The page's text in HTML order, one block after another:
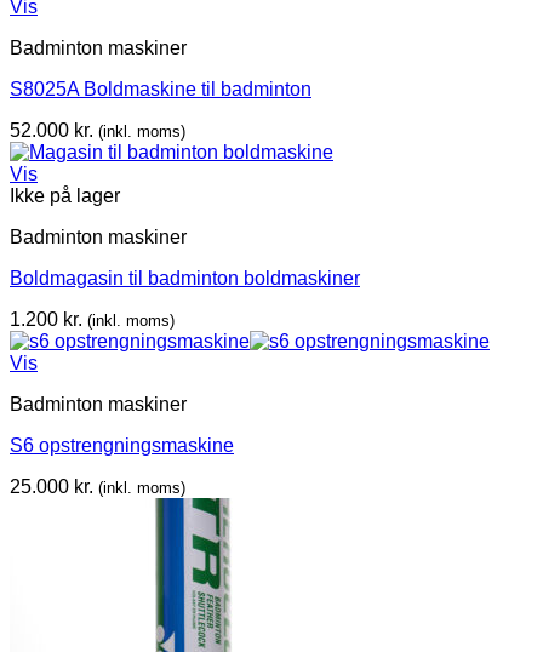
Vis
Badminton maskiner
S8025A Boldmaskine til badminton
52.000 kr. (inkl. moms)
Vis
Ikke på lager
Badminton maskiner
Boldmagasin til badminton boldmaskiner
1.200 kr. (inkl. moms)
Vis
Badminton maskiner
S6 opstrengningsmaskine
25.000 kr. (inkl. moms)